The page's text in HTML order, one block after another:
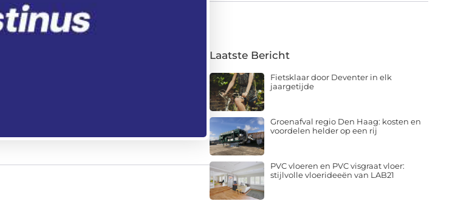
Laatste Bericht
Fietsklaar door Deventer in elk
jaargetijde
Groenafval regio Den Haag: kosten en
voordelen helder op een rij
PVC vloeren en PVC visgraat vloer:
stijlvolle vloerideeën van LAB21